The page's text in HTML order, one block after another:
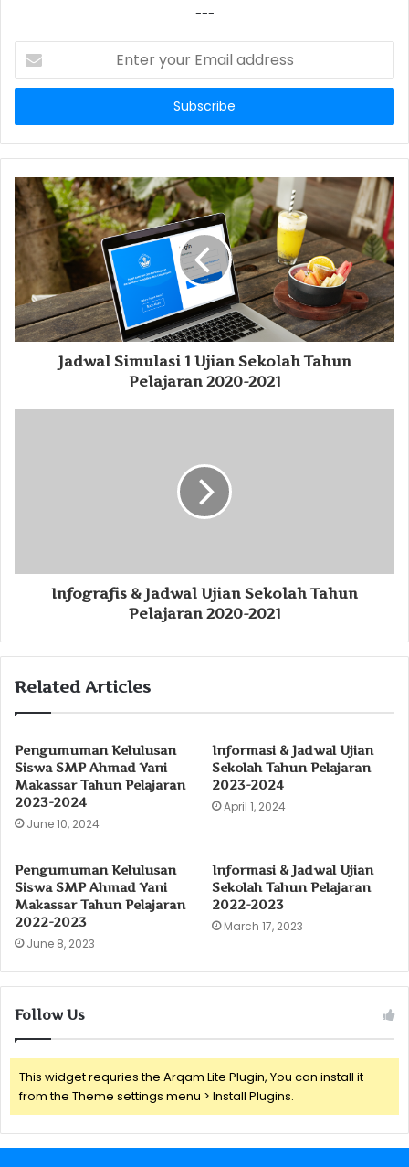
---
Enter
your
Email
Jadwal Simulasi 1 Ujian Sekolah Tahun
Pelajaran 2020-2021
Infografis & Jadwal Ujian Sekolah Tahun
Pelajaran 2020-2021
Related Articles
Pengumuman Kelulusan
Siswa SMP Ahmad Yani
Makassar Tahun Pelajaran
2023-2024
June 10, 2024
Informasi & Jadwal Ujian
Sekolah Tahun Pelajaran
2023-2024
April 1, 2024
Pengumuman Kelulusan
Siswa SMP Ahmad Yani
Makassar Tahun Pelajaran
2022-2023
June 8, 2023
Informasi & Jadwal Ujian
Sekolah Tahun Pelajaran
2022-2023
March 17, 2023
Follow Us
This widget requries the Arqam Lite Plugin, You can install it
from the Theme settings menu > Install Plugins.